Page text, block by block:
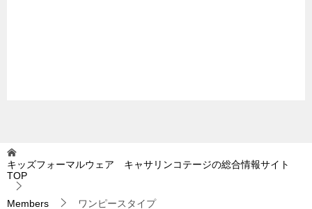
キッズフォーマルウェア キャサリンコテージの総合情報サイト
TOP
Members ワンピースタイプ